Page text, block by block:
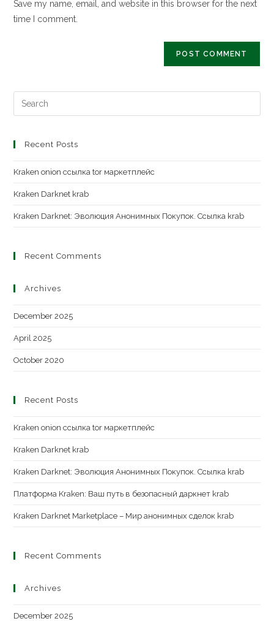
Save my name, email, and website in this browser for the next
time I comment.
Recent Posts
Kraken onion ссылка tor маркетплейс
Kraken Darknet krab
Kraken Darknet: Эволюция Анонимных Покупок. Ссылка krab
Recent Comments
Archives
December 2025
April 2025
October 2020
Recent Posts
Kraken onion ссылка tor маркетплейс
Kraken Darknet krab
Kraken Darknet: Эволюция Анонимных Покупок. Ссылка krab
Платформа Kraken: Ваш путь в безопасный даркнет krab
Kraken Darknet Marketplace – Мир анонимных сделок krab
Recent Comments
Archives
December 2025